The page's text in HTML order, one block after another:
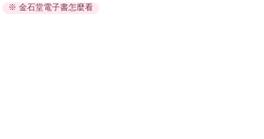
因版權保護，您在金石堂所購買的電子書僅能以金石堂專屬
※ 金石堂電子書怎麼看